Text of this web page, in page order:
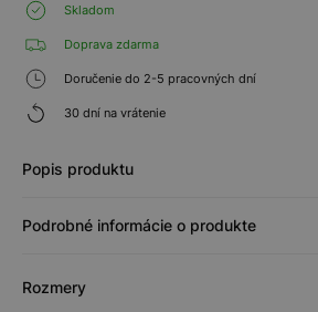
Skladom
Doprava zdarma
Doručenie do 2-5 pracovných dní
30 dní na vrátenie
Popis produktu
Podrobné informácie o produkte
Rozmery